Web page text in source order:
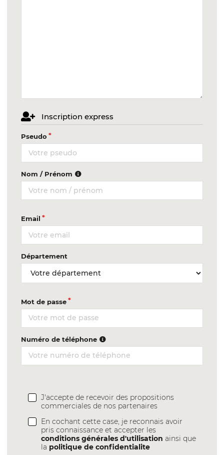
Inscription express
Pseudo
Nom / Prénom
Email
Département
Mot de passe
Numéro de téléphone
J'accepte de recevoir des propositions
commerciales de nos partenaires
En cochant cette case, je reconnais avoir
pris connaissance et accepter les
conditions générales d'utilisation ainsi que
la politique de confidentialite